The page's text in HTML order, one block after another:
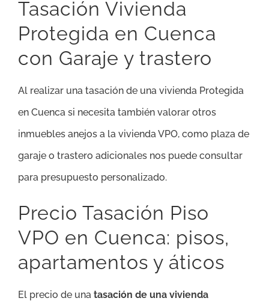
Tasación Vivienda
Protegida en Cuenca
con Garaje y trastero
Al realizar una tasación de una vivienda Protegida
en Cuenca si necesita también valorar otros
inmuebles anejos a la vivienda VPO, como plaza de
garaje o trastero adicionales nos puede consultar
para presupuesto personalizado.
Precio Tasación Piso
VPO en Cuenca: pisos,
apartamentos y áticos
El precio de una tasación de una vivienda